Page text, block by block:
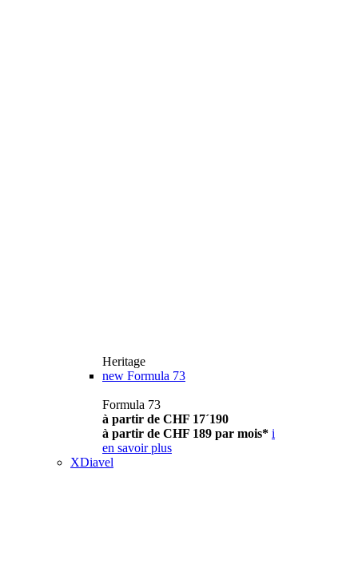
Heritage
new Formula 73
Formula 73
à partir de CHF 17´190
à partir de CHF 189 par mois* i
en savoir plus
XDiavel